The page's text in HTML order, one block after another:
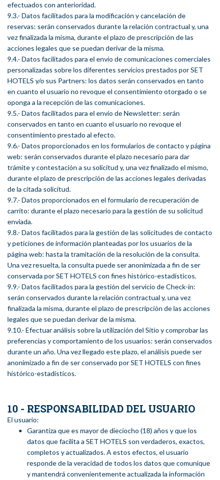
efectuados con anterioridad.
9.3.- Datos facilitados para la modificación y cancelación de
reservas: serán conservados durante la relación contractual y, una
vez finalizada la misma, durante el plazo de prescripción de las
acciones legales que se puedan derivar de la misma.
9.4.- Datos facilitados para el envío de comunicaciones comerciales
personalizadas sobre los diferentes servicios prestados por SET
HOTELS y/o sus Partners: los datos serán conservados en tanto
en cuanto el usuario no revoque el consentimiento otorgado o se
oponga a la recepción de las comunicaciones.
9.5.- Datos facilitados para el envío de Newsletter: serán
conservados en tanto en cuanto el usuario no revoque el
consentimiento prestado al efecto.
9.6.- Datos proporcionados en los formularios de contacto y página
web: serán conservados durante el plazo necesario para dar
trámite y contestación a su solicitud y, una vez finalizado el mismo,
durante el plazo de prescripción de las acciones legales derivadas
de la citada solicitud.
9.7.- Datos proporcionados en el formulario de recuperación de
carrito: durante el plazo necesario para la gestión de su solicitud
enviada.
9.8.- Datos facilitados para la gestión de las solicitudes de contacto
y peticiones de información planteadas por los usuarios de la
página web: hasta la tramitación de la resolución de la consulta.
Una vez resuelta, la consulta puede ser anonimizada a fin de ser
conservada por SET HOTELS con fines histórico-estadísticos.
9.9.- Datos facilitados para la gestión del servicio de Check-in:
serán conservados durante la relación contractual y, una vez
finalizada la misma, durante el plazo de prescripción de las acciones
legales que se puedan derivar de la misma.
9.10.- Efectuar análisis sobre la utilización del Sitio y comprobar las
preferencias y comportamiento de los usuarios: serán conservados
durante un año. Una vez llegado este plazo, el análisis puede ser
anonimizado a fin de ser conservado por SET HOTELS con fines
histórico-estadísticos.
10 - RESPONSABILIDAD DEL USUARIO
El usuario:
Garantiza que es mayor de dieciocho (18) años y que los
datos que facilita a SET HOTELS son verdaderos, exactos,
completos y actualizados. A estos efectos, el usuario
responde de la veracidad de todos los datos que comunique
y mantendrá convenientemente actualizada la información